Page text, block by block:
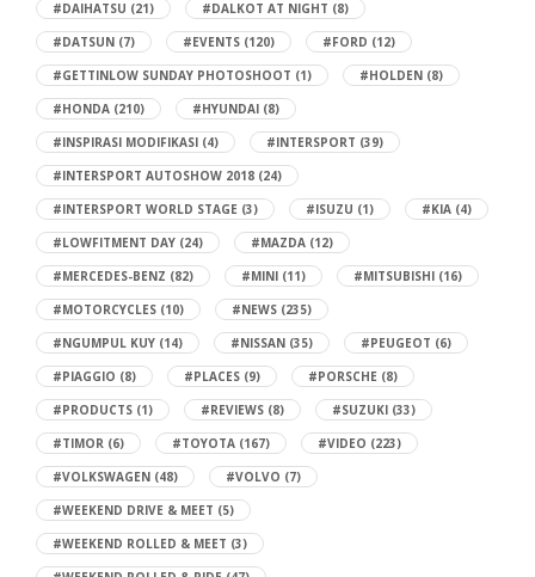
#DAIHATSU (21) #DALKOT AT NIGHT (8)
#DATSUN (7) #EVENTS (120) #FORD (12)
#GETTINLOW SUNDAY PHOTOSHOOT (1) #HOLDEN (8)
#HONDA (210) #HYUNDAI (8)
#INSPIRASI MODIFIKASI (4) #INTERSPORT (39)
#INTERSPORT AUTOSHOW 2018 (24)
#INTERSPORT WORLD STAGE (3) #ISUZU (1) #KIA (4)
#LOWFITMENT DAY (24) #MAZDA (12)
#MERCEDES-BENZ (82) #MINI (11) #MITSUBISHI (16)
#MOTORCYCLES (10) #NEWS (235)
#NGUMPUL KUY (14) #NISSAN (35) #PEUGEOT (6)
#PIAGGIO (8) #PLACES (9) #PORSCHE (8)
#PRODUCTS (1) #REVIEWS (8) #SUZUKI (33)
#TIMOR (6) #TOYOTA (167) #VIDEO (223)
#VOLKSWAGEN (48) #VOLVO (7)
#WEEKEND DRIVE & MEET (5)
#WEEKEND ROLLED & MEET (3)